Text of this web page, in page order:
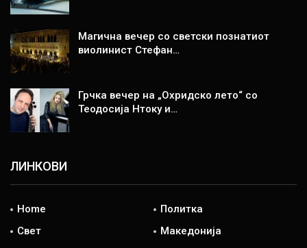
Магична вечер со светски познатиот
виолинист Стефан…
Грчка вечер на „Охридско лето“ со
Теодосија Нтоку и…
ЛИНКОВИ
Home
Политка
Свет
Македонија